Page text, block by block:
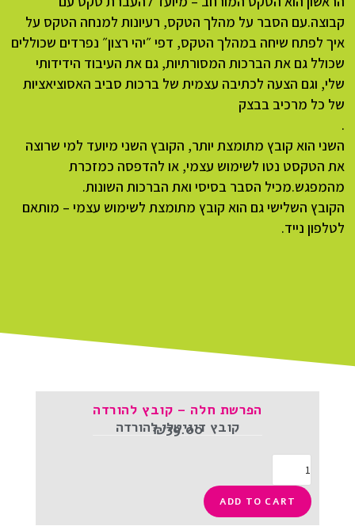
קבוצה.עם הסבר על מהלך הטקס, רעיונות למנחה הטקס על
איך לפתח שיחה במהלך הטקס, דפי ״יהי רצון״ נפרדים שכוללים
שכולל גם את הברכות המסורתיות, גם את העיבוד הידידותי
שלי, וגם הצעה לכתיבה עצמית של ברכות סביב האסוציאציות
של כל מרכיב בבצק
השני הוא קובץ מתומצת יותר, הקובץ השני מיועד למי שרוצה
את הטקסט נטו לשימוש עצמי, או להדפסה כמזכרת
מהמפגש.מכיל הסבר בסיסי ואת הברכות השונות.
הקובץ השלישי גם הוא קובץ מתומצת לשימוש עצמי – מותאם
לטלפון נייד.
הפרשת חלה – קובץ להורדה
קובץ דיגיטלי להורדה
₪39.00
ADD TO CART